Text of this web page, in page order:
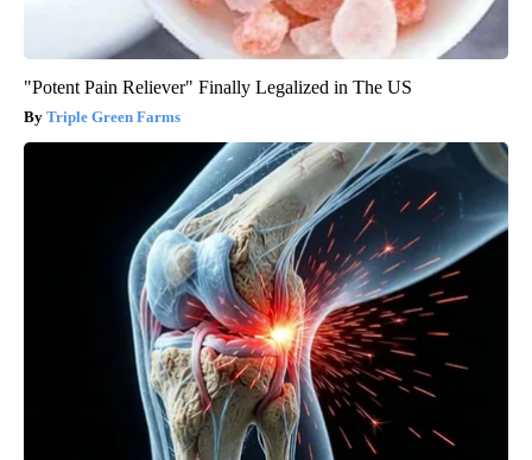
"Potent Pain Reliever" Finally Legalized in The US
Triple Green Farms